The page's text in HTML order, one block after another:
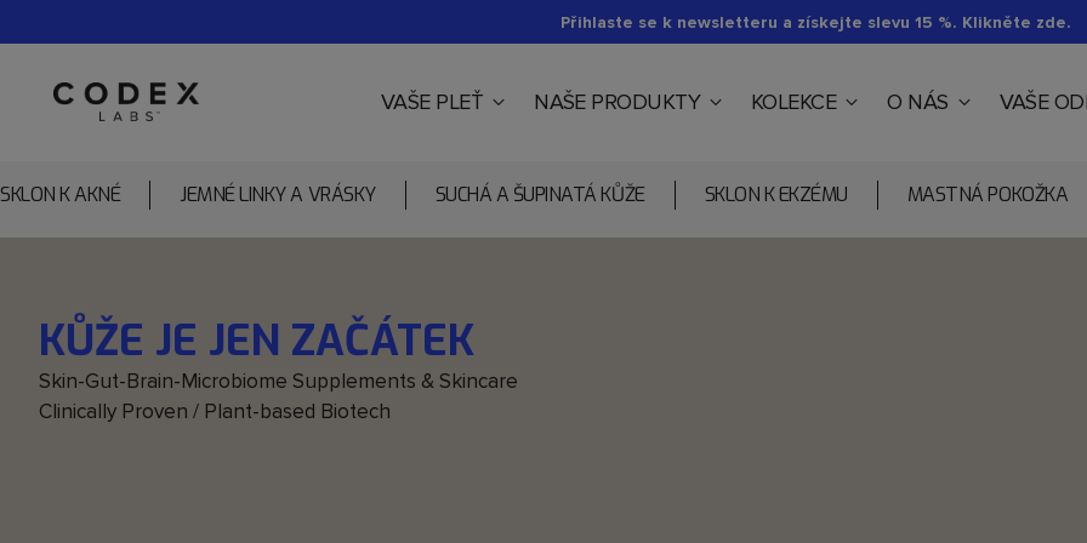
Přihlaste se k newsletteru a získejte slevu 15 %. Klikněte zde.
VAŠE PLEŤ NAŠE PRODUKTY KOLEKCE O NÁS VAŠE
SKLON K AKNÉ JEMNÉ LINKY A VRÁSKY SUCHÁ A ŠUPINATÁ KŮŽE SKLON K EKZÉMU MASTNÁ POKOŽKA
KŮŽE JE JEN ZAČÁTEK
Skin-Gut-Brain-Microbiome Supplements & Skincare
Clinically Proven / Plant-based Biotech